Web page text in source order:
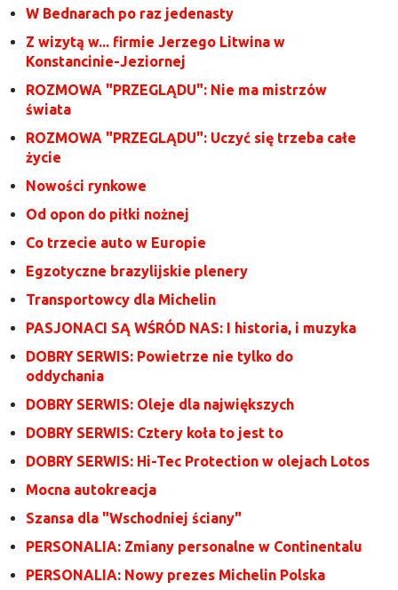
W Bednarach po raz jedenasty
Z wizytą w... firmie Jerzego Litwina w
Konstancinie-Jeziornej
ROZMOWA "PRZEGLĄDU": Nie ma mistrzów
świata
ROZMOWA "PRZEGLĄDU": Uczyć się trzeba całe
życie
Nowości rynkowe
Od opon do piłki nożnej
Co trzecie auto w Europie
Egzotyczne brazylijskie plenery
Transportowcy dla Michelin
PASJONACI SĄ WŚRÓD NAS: I historia, i muzyka
DOBRY SERWIS: Powietrze nie tylko do
oddychania
DOBRY SERWIS: Oleje dla największych
DOBRY SERWIS: Cztery koła to jest to
DOBRY SERWIS: Hi-Tec Protection w olejach Lotos
Mocna autokreacja
Szansa dla "Wschodniej ściany"
PERSONALIA: Zmiany personalne w Continentalu
PERSONALIA: Nowy prezes Michelin Polska